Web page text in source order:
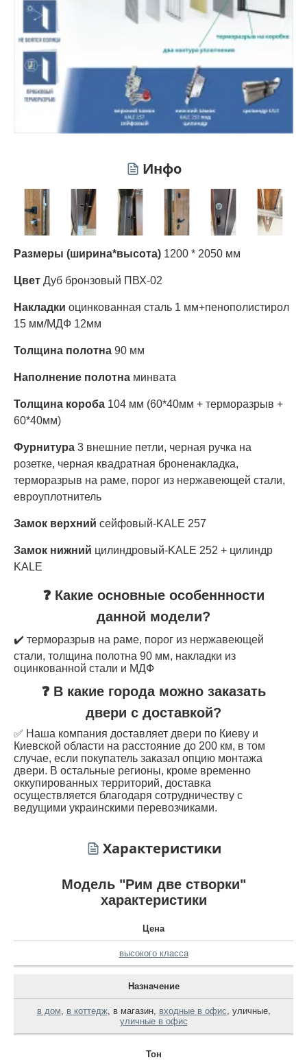
Инфо
Размеры (ширина*высота) 1200 * 2050 мм
Цвет Дуб бронзовый ПВХ-02
Накладки оцинкованная сталь 1 мм+пенополистирол
15 мм/МДФ 12мм
Толщина полотна 90 мм
Наполнение полотна минвата
Толщина короба 104 мм (60*40мм + терморазрыв +
60*40мм)
Фурнитура 3 внешние петли, черная ручка на
розетке, черная квадратная броненакладка,
терморазрыв на раме, порог из нержавеющей стали,
евроуплотнитель
Замок верхний сейфовый-KALE 257
Замок нижний цилиндровый-KALE 252 + цилиндр
KALE
❓ Какие основные особеннности
данной модели?
✔️ терморазрыв на раме, порог из нержавеющей
стали, толщина полотна 90 мм, накладки из
оцинкованной стали и МДФ
❓ В какие города можно заказать
двери с доставкой?
✅ Наша компания доставляет двери по Киеву и
Киевской области на расстояние до 200 км, в том
случае, если покупатель заказал опцию монтажа
двери. В остальные регионы, кроме временно
оккупированных территорий, доставка
осуществляется благодаря сотрудничеству с
ведущими украинскими перевозчиками.
Характеристики
Модель "Рим две створки"
характеристики
Цена
высокого класса
Назначение
в дом в коттедж, в магазин, входные в офис уличные,
уличные в офис
Тон